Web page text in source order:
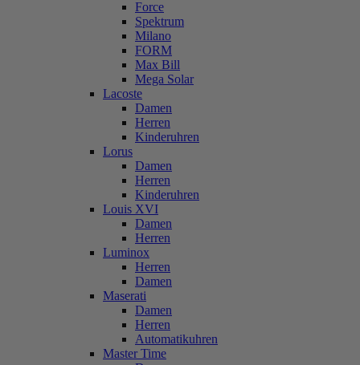
Force
Spektrum
Milano
FORM
Max Bill
Mega Solar
Lacoste
Damen
Herren
Kinderuhren
Lorus
Damen
Herren
Kinderuhren
Louis XVI
Damen
Herren
Luminox
Herren
Damen
Maserati
Damen
Herren
Automatikuhren
Master Time